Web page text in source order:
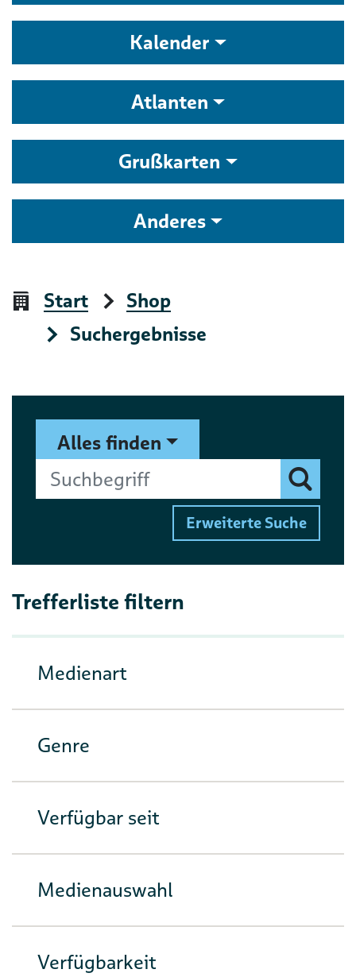
Kalender
Atlanten
Grußkarten
Anderes
Start
Shop
Suchergebnisse
Suchformular
Alles finden
Suchbegriff
Finden
Erweiterte Suche
Trefferliste filtern
Medienart
Genre
Verfügbar seit
Medienauswahl
Verfügbarkeit